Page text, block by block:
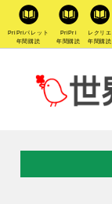
PriPriパレット
年間購読
PriPri
年間購読
レクリエ
年間購読